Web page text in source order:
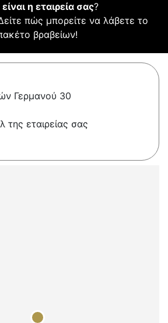
η εταιρεία σας?
πώς μπορείτε να λάβετε το
βραβείων!
Γερμανού 30
της εταιρείας σας